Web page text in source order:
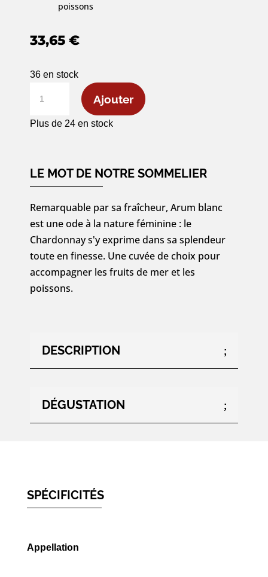
poissons
33,65 €
36 en stock
Arum
Blancs
1er
Cru
2018
-
75cl
Ajouter
Plus de 24 en stock
LE MOT DE NOTRE SOMMELIER
Remarquable par sa fraîcheur, Arum blanc
est une ode à la nature féminine : le
Chardonnay s'y exprime dans sa splendeur
toute en finesse. Une cuvée de choix pour
accompagner les fruits de mer et les
poissons.
DESCRIPTION
DÉGUSTATION
SPÉCIFICITÉS
Appellation